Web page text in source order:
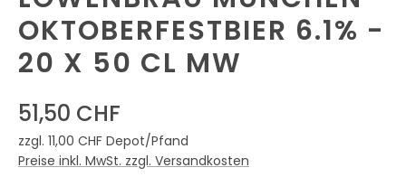
OKTOBERFESTBIER 6.1% -
20 X 50 CL MW
51,50 CHF
zzgl. 11,00 CHF Depot/Pfand
Preise inkl. MwSt. zzgl. Versandkosten